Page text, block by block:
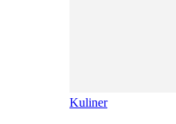
Kuliner